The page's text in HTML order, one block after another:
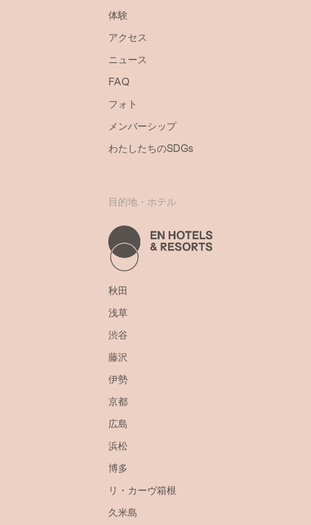
体験
アクセス
ニュース
FAQ
フォト
メンバーシップ
わたしたちのSDGs
目的地・ホテル
秋田
浅草
渋谷
藤沢
伊勢
京都
広島
浜松
博多
リ・カーヴ箱根
久米島